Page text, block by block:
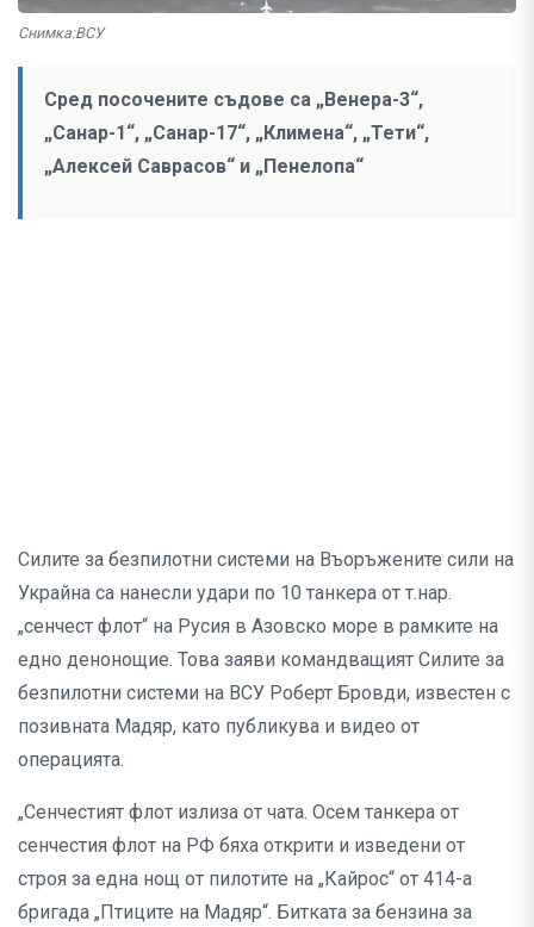
Снимка:ВСУ
Сред посочените съдове са „Венера-3“,
„Санар-1“, „Санар-17“, „Климена“, „Тети“,
„Алексей Саврасов“ и „Пенелопа“
Силите за безпилотни системи на Въоръжените сили на
Украйна са нанесли удари по 10 танкера от т.нар.
„сенчест флот“ на Русия в Азовско море в рамките на
едно денонощие. Това заяви командващият Силите за
безпилотни системи на ВСУ Роберт Бровди, известен с
позивната Мадяр, като публикува и видео от
операцията.
„Сенчестият флот излиза от чата. Осем танкера от
сенчестия флот на РФ бяха открити и изведени от
строя за една нощ от пилотите на „Кайрос“ от 414-а
бригада „Птиците на Мадяр“. Битката за бензина за